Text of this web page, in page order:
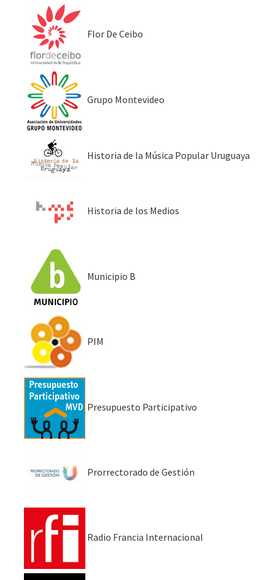
Flor De Ceibo
Grupo Montevideo
Historia de la Música Popular Uruguaya
Historia de los Medios
Municipio B
PIM
Presupuesto Participativo
Prorrectorado de Gestión
Radio Francia Internacional